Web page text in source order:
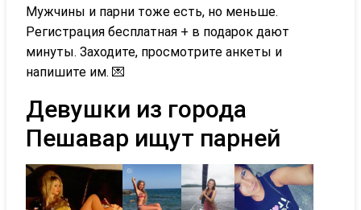
Мужчины и парни тоже есть, но меньше.
Регистрация бесплатная + в подарок дают
минуты. Заходите, просмотрите анкеты и
напишите им. 💌
Девушки из города
Пешавар ищут парней